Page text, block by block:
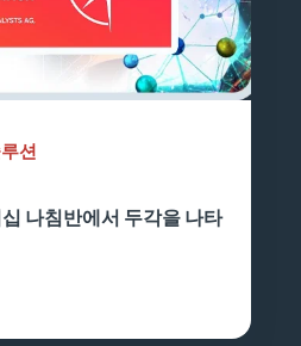
션
나침반에서 두각을 나타